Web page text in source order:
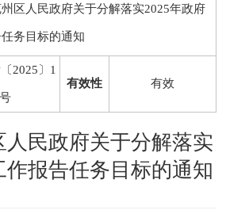
区人民政府关于分解落实2025年政府
务目标的通知
2025〕1
号
有效性 有效
民政府关于分解落实
作报告任务目标的通知